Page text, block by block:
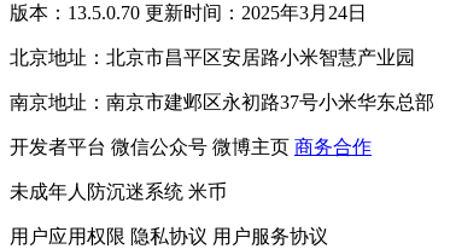
版本：13.5.0.70 更新时间：2025年3月24日
北京地址：北京市昌平区安居路小米智慧产业园
南京地址：南京市建邺区永初路37号小米华东总部
开发者平台 微信公众号 微博主页 商务合作
未成年人防沉迷系统 米币
用户应用权限 隐私协议 用户服务协议